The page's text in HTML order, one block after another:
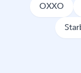
OXXO